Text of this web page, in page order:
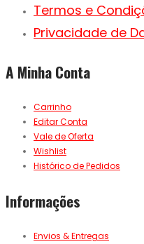
Termos e
Privacidade de
A Minha Conta
Carrinho
Editar Conta
Vale de Oferta
Wishlist
Histórico de Pedidos
Informações
Envios & Entregas